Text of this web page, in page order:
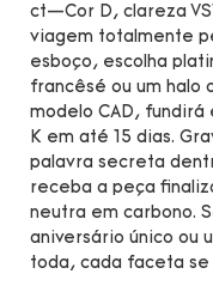
ct—Cor D, clareza
viagem totalmente
esboço, escolha
francêsé ou um halo
modelo CAD,
K em até 15 dias.
palavra secreta
receba a peça
neutra em carbono.
aniversário único ou
toda, cada faceta se